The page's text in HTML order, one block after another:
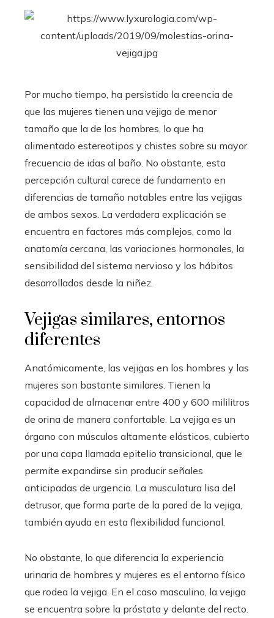
Por mucho tiempo, ha persistido la creencia de
que las mujeres tienen una vejiga de menor
tamaño que la de los hombres, lo que ha
alimentado estereotipos y chistes sobre su mayor
frecuencia de idas al baño. No obstante, esta
percepción cultural carece de fundamento en
diferencias de tamaño notables entre las vejigas
de ambos sexos. La verdadera explicación se
encuentra en factores más complejos, como la
anatomía cercana, las variaciones hormonales, la
sensibilidad del sistema nervioso y los hábitos
desarrollados desde la niñez.
Vejigas similares, entornos
diferentes
Anatómicamente, las vejigas en los hombres y las
mujeres son bastante similares. Tienen la
capacidad de almacenar entre 400 y 600 mililitros
de orina de manera confortable. La vejiga es un
órgano con músculos altamente elásticos, cubierto
por una capa llamada epitelio transicional, que le
permite expandirse sin producir señales
anticipadas de urgencia. La musculatura lisa del
detrusor, que forma parte de la pared de la vejiga,
también ayuda en esta flexibilidad funcional.
No obstante, lo que diferencia la experiencia
urinaria de hombres y mujeres es el entorno físico
que rodea la vejiga. En el caso masculino, la vejiga
se encuentra sobre la próstata y delante del recto.